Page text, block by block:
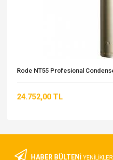
Rode NT55 Profesional
24.752,00 TL
HABER BÜLTENİ